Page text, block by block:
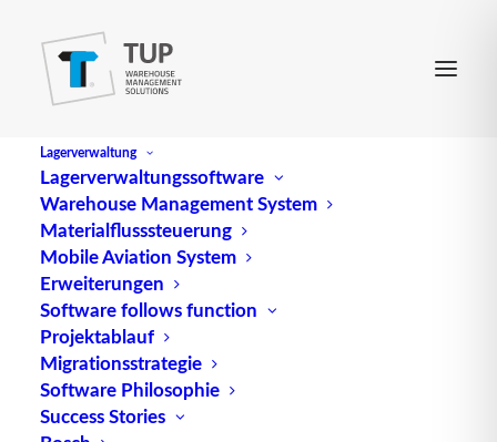
Lagerverwaltung
Lagerverwaltungssoftware
Warehouse Management System
Materialflusssteuerung
Mobile Aviation System
Erweiterungen
Software follows function
Projektablauf
Migrationsstrategie
Software Philosophie
Success Stories